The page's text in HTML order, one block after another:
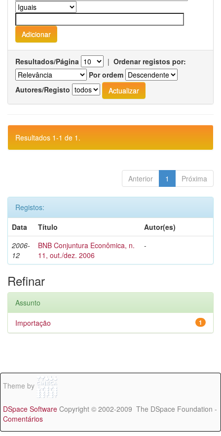
Resultados/Página | Ordenar registos por:
Por ordem
Autores/Registo
Resultados 1-1 de 1.
Anterior 1 Próxima
Registos:
Data
Título
Autor(es)
2006-
12
BNB Conjuntura Econômica, n.
11, out./dez. 2006
-
Refinar
Assunto
1
Importação
Theme by
DSpace Software Copyright © 2002-2009 The DSpace Foundation -
Comentários